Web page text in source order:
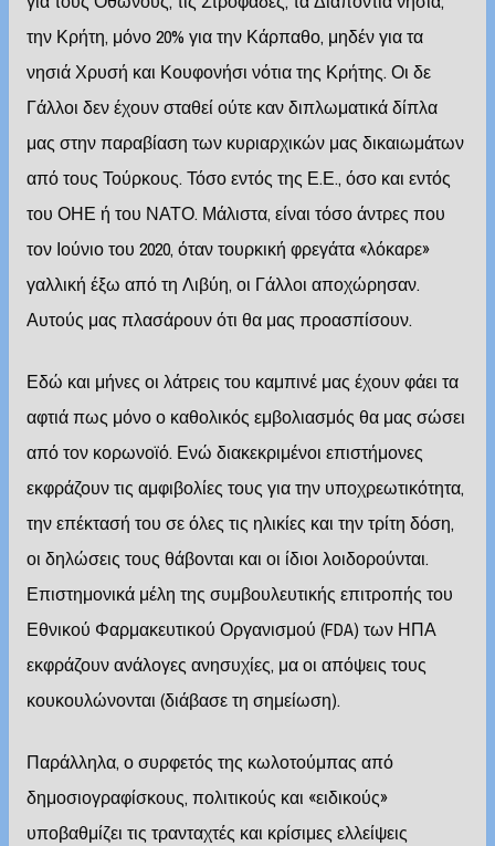
την Κρήτη, μόνο 20% για την Κάρπαθο, μηδέν για τα
νησιά Χρυσή και Κουφονήσι νότια της Κρήτης. Οι δε
Γάλλοι δεν έχουν σταθεί ούτε καν διπλωματικά δίπλα
μας στην παραβίαση των κυριαρχικών μας δικαιωμάτων
από τους Τούρκους. Τόσο εντός της Ε.Ε., όσο και εντός
του ΟΗΕ ή του ΝΑΤΟ. Μάλιστα, είναι τόσο άντρες που
τον Ιούνιο του 2020, όταν τουρκική φρεγάτα «λόκαρε»
γαλλική έξω από τη Λιβύη, οι Γάλλοι αποχώρησαν.
Αυτούς μας πλασάρουν ότι θα μας προασπίσουν.
Εδώ και μήνες οι λάτρεις του καμπινέ μας έχουν φάει τα
αφτιά πως μόνο ο καθολικός εμβολιασμός θα μας σώσει
από τον κορωνοϊό. Ενώ διακεκριμένοι επιστήμονες
εκφράζουν τις αμφιβολίες τους για την υποχρεωτικότητα,
την επέκτασή του σε όλες τις ηλικίες και την τρίτη δόση,
οι δηλώσεις τους θάβονται και οι ίδιοι λοιδορούνται.
Επιστημονικά μέλη της συμβουλευτικής επιτροπής του
Εθνικού Φαρμακευτικού Οργανισμού (FDA) των ΗΠΑ
εκφράζουν ανάλογες ανησυχίες, μα οι απόψεις τους
κουκουλώνονται (διάβασε τη σημείωση).
Παράλληλα, ο συρφετός της κωλοτούμπας από
δημοσιογραφίσκους, πολιτικούς και «ειδικούς»
υποβαθμίζει τις τρανταχτές και κρίσιμες ελλείψεις